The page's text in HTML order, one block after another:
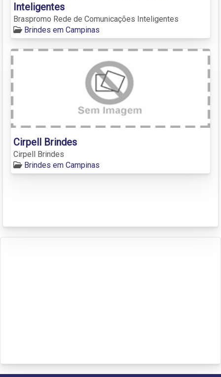
Inteligentes
Braspromo Rede de Comunicações Inteligentes
Brindes em Campinas
Cirpell Brindes
Cirpell Brindes
Brindes em Campinas